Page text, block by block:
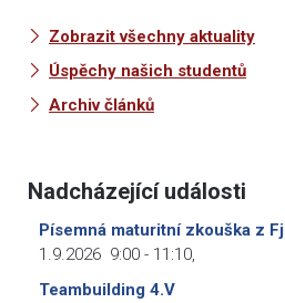
Zobrazit všechny aktuality
Úspěchy našich studentů
Archiv článků
Nadcházející události
Písemná maturitní zkouška z Fj
1.9.2026 9:00 - 11:10,
Teambuilding 4.V